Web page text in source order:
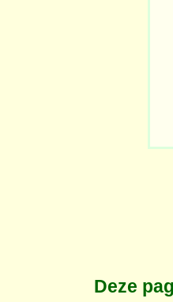
Deze